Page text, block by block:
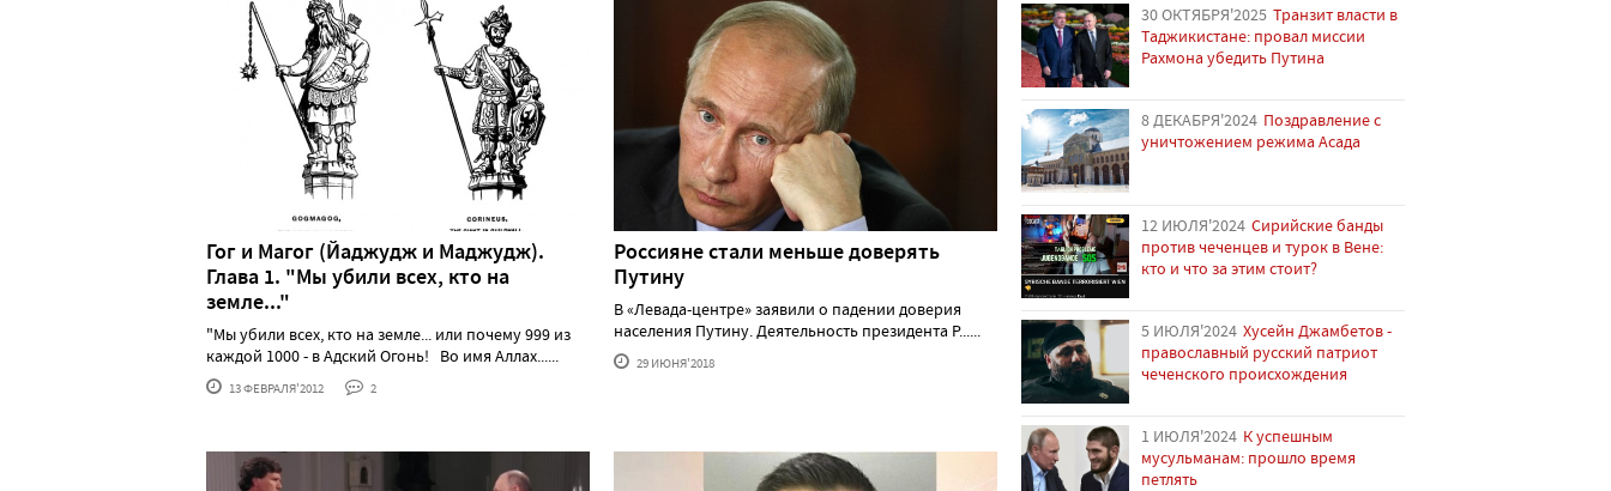
Гог и Магог (Йаджудж и Маджудж).
Глава 1. "Мы убили всех, кто на
земле..."
"Мы убили всех, кто на земле... или почему 999 из
каждой 1000 - в Адский Огонь! Во имя Аллах......
13 ФЕВРАЛЯ'2012 2
Россияне стали меньше доверять
Путину
В «Левада-центре» заявили о падении доверия
населения Путину. Деятельность президента Р......
29 ИЮНЯ'2018
30 ОКТЯБРЯ'2025 Транзит власти в
Таджикистане: провал миссии
Рахмона убедить Путина
8 ДЕКАБРЯ'2024 Поздравление с
уничтожением режима Асада
12 ИЮЛЯ'2024 Сирийские банды
против чеченцев и турок в Вене:
кто и что за этим стоит?
5 ИЮЛЯ'2024 Хусейн Джамбетов -
православный русский патриот
чеченского происхождения
1 ИЮЛЯ'2024 К успешным
мусульманам: прошло время
петлять